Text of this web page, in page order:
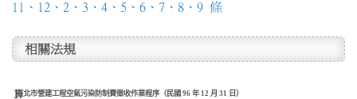
11、12、2、3、4、5、6、7、8、9 條
相關法規
臺北市營建工程空氣污染防制費徵收作業程序（民國 96 年 12 月 31 日）